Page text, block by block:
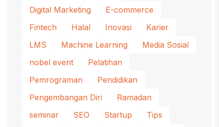
Digital Marketing
E-commerce
Fintech
Halal Inovasi
Karier
LMS
Machine Learning
Media Sosial
nobel event
Pelatihan
Pemrograman
Pendidikan
Pengembangan Diri
Ramadan
seminar
SEO Startup
Tips